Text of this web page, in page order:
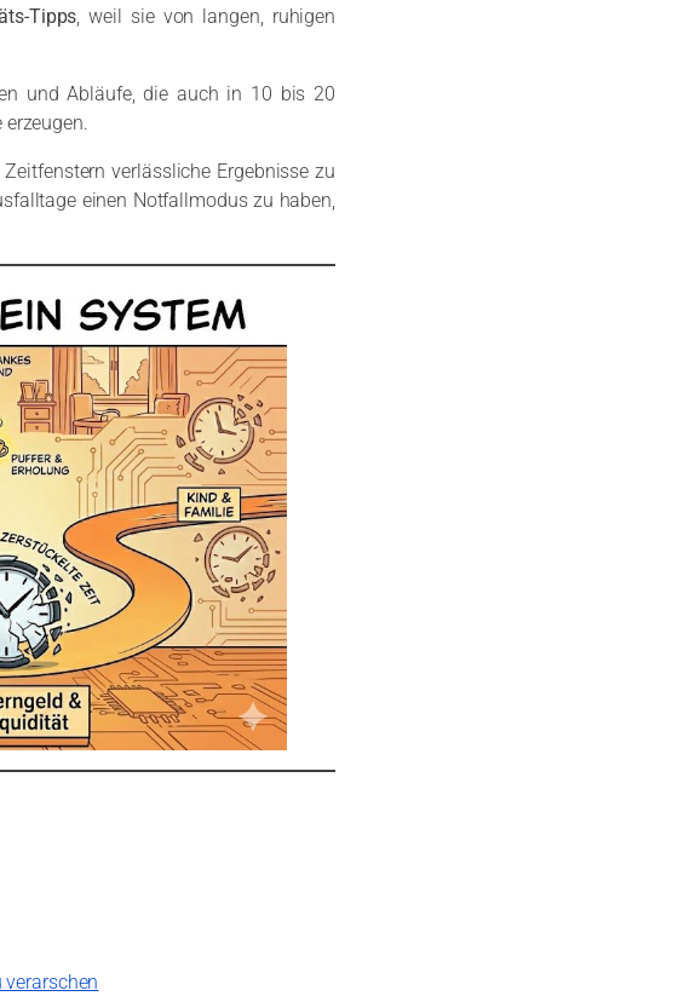
Tipps, weil sie von langen, ruhigen
und Abläufe, die auch in 10 bis 20
verlässliche Ergebnisse zu
einen Notfallmodus zu haben,